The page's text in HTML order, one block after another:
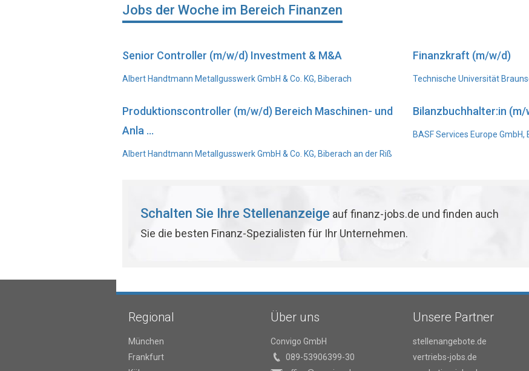
Jobs der Woche im Bereich Finanzen
Senior Controller (m/w/d) Investment & M&A
Albert Handtmann Metallgusswerk GmbH & Co. KG, Biberach
Finanzkraft (m/w/d)
Technische Universität
Produktionscontroller (m/w/d) Bereich Maschinen- und
Anla ...
Albert Handtmann Metallgusswerk GmbH & Co. KG, Biberach an der Riß
Bilanzbuchhalter:in (m/
BASF Services Europe GmbH,
Schalten Sie Ihre Stellenanzeige auf finanz-jobs.de und finden auch
Sie die besten Finanz-Spezialisten für Ihr Unternehmen.
Regional
München
Frankfurt
Über uns
Convigo GmbH
089-53906399-30
Unsere Partner
stellenangebote.de
vertriebs-jobs.de